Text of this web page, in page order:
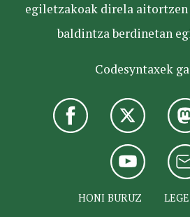
egiletzakoak direla aitortzen
baldintza berdinetan
Codesyntaxek
HONI BURUZ